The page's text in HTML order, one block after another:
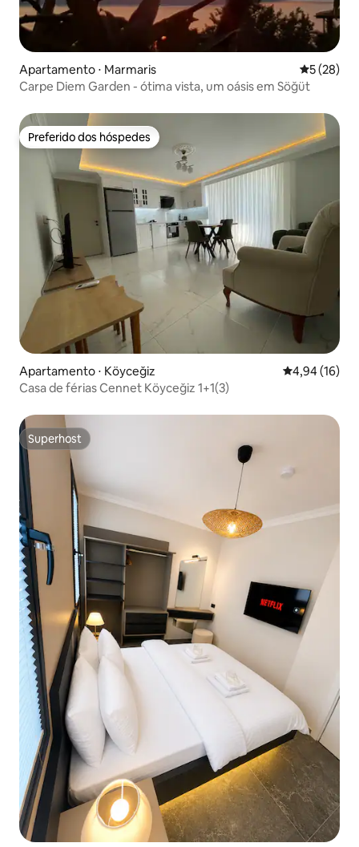
Apartamento ⋅ Marmaris 5 de uma
5 (28)
Carpe Diem Garden - ótima vista, um oásis em Söğüt
Preferido dos hóspedes
Preferido dos hóspedes
Apartamento ⋅ Köyceğiz 4,94 de uma
4,94 (16)
Casa de férias Cennet Köyceğiz 1+1(3)
Superhost
Superhost